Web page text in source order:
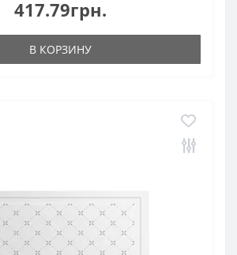
417.79грн.
В КОРЗИНУ